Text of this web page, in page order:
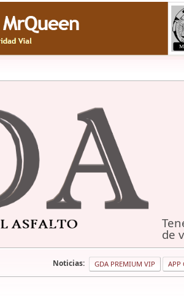
de
Noticias: GDA PREMIUM VIP APP